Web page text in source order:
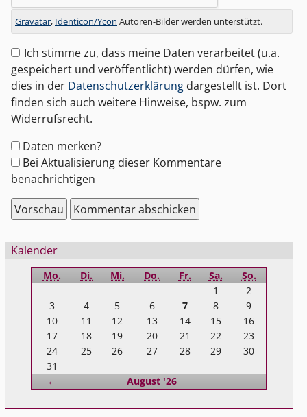
Gravatar, Identicon/Ycon Autoren-Bilder werden unterstützt.
Ich stimme zu, dass meine Daten verarbeitet (u.a.
gespeichert und veröffentlicht) werden dürfen, wie
dies in der Datenschutzerklärung dargestellt ist. Dort
finden sich auch weitere Hinweise, bspw. zum
Widerrufsrecht.
Formular-
Optionen
Daten merken?
Bei Aktualisierung dieser Kommentare
benachrichtigen
Seitenleiste
Kalender
Mo. Di. Mi. Do. Fr. Sa. So.
← August '26
1
2
3
4 5 6 7 8
9
10
11 12 13 14 15
16
17
18 19 20 21 22
23
24
25 26 27 28 29
30
31